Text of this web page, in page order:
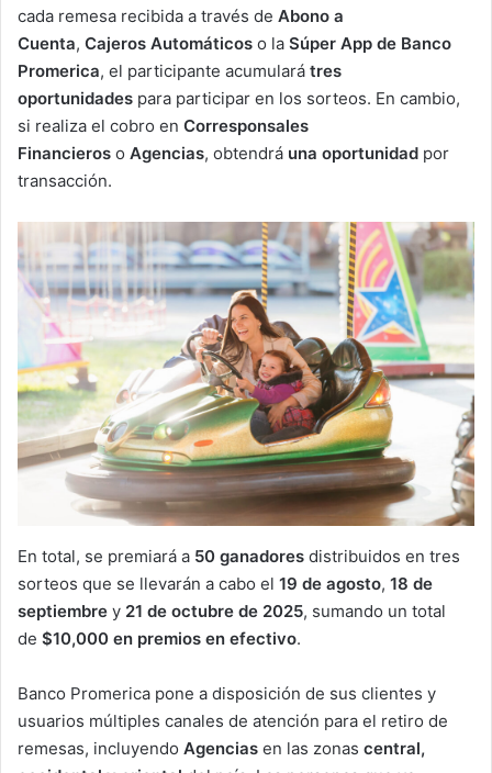
cada remesa recibida a través de Abono a
Cuenta, Cajeros Automáticos o la Súper App de Banco
Promerica, el participante acumulará tres
oportunidades para participar en los sorteos. En cambio,
si realiza el cobro en Corresponsales
Financieros o Agencias, obtendrá una oportunidad por
transacción.
En total, se premiará a 50 ganadores distribuidos en tres
sorteos que se llevarán a cabo el 19 de agosto, 18 de
septiembre y 21 de octubre de 2025, sumando un total
de $10,000 en premios en efectivo.
Banco Promerica pone a disposición de sus clientes y
usuarios múltiples canales de atención para el retiro de
remesas, incluyendo Agencias en las zonas central,